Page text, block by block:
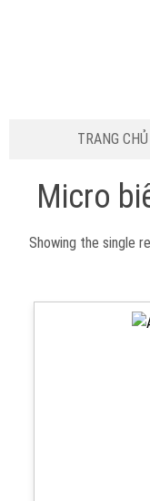
TRANG CHỦ
Micro
Showing the single